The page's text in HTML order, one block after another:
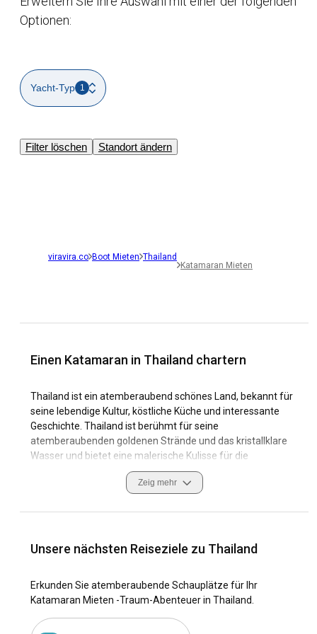
Optionen:
Yacht-Typ 1
Filter löschen Standort ändern
viravira.co Boot Mieten Thailand
Katamaran Mieten
Einen Katamaran in Thailand chartern
Thailand ist ein atemberaubend schönes Land, bekannt für
seine lebendige Kultur, köstliche Küche und interessante
Geschichte. Thailand ist berühmt für seine
atemberaubenden goldenen Strände und das kristallklare
Wasser und bietet eine malerische Kulisse für die
Katamaranmiete. Die Küstenregion ist bekannt für ihre
ruhigen Segelbedingungen und zahlreichen Yachthäfen,
einzigartige Mischung aus historischer Bedeutung,
Segelkultur macht das Chartern eines Katamarans in
Navigieren Sie vorsichtig durch die Gewässer und beachten
Sie dabei die örtlichen Gepflogenheiten und
Zeig mehr
Unsere nächsten Reiseziele zu Thailand
Erkunden Sie atemberaubende Schauplätze für Ihr
Katamaran Mieten -Traum-Abenteuer in Thailand.